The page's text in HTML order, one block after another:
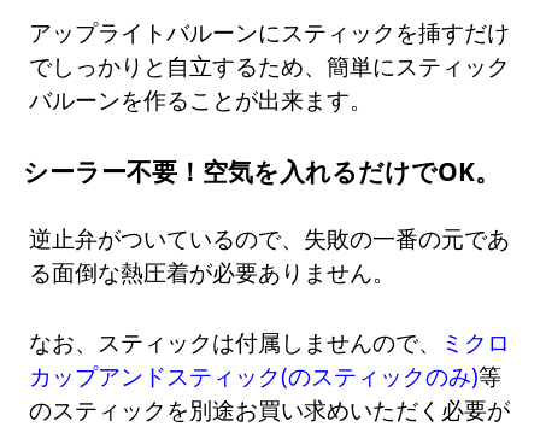
アップライトバルーンにスティックを挿すだけ
でしっかりと自立するため、簡単にスティック
バルーンを作ることが出来ます。
シーラー不要！空気を入れるだけでOK。
逆止弁がついているので、失敗の一番の元であ
る面倒な熱圧着が必要ありません。
なお、スティックは付属しませんので、
ミクロ
カップアンドスティック(のスティックのみ)等
のスティックを別途お買い求めいただく必要が